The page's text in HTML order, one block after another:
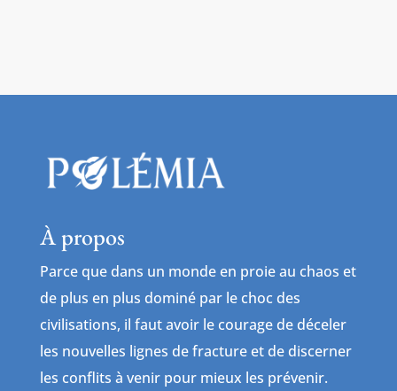
À propos
Parce que dans un monde en proie au chaos et
de plus en plus dominé par le choc des
civilisations, il faut avoir le courage de déceler
les nouvelles lignes de fracture et de discerner
les conflits à venir pour mieux les prévenir.